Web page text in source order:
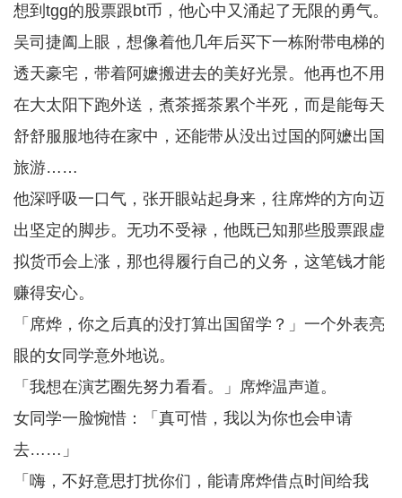
想到tgg的股票跟bt币，他心中又涌起了无限的勇气。
吴司捷阖上眼，想像着他几年后买下一栋附带电梯的
透天豪宅，带着阿嬷搬进去的美好光景。他再也不用
在大太阳下跑外送，煮茶摇茶累个半死，而是能每天
舒舒服服地待在家中，还能带从没出过国的阿嬷出国
旅游……
他深呼吸一口气，张开眼站起身来，往席烨的方向迈
出坚定的脚步。无功不受禄，他既已知那些股票跟虚
拟货币会上涨，那也得履行自己的义务，这笔钱才能
赚得安心。
「席烨，你之后真的没打算出国留学？」一个外表亮
眼的女同学意外地说。
「我想在演艺圈先努力看看。」席烨温声道。
女同学一脸惋惜：「真可惜，我以为你也会申请
去……」
「嗨，不好意思打扰你们，能请席烨借点时间给我